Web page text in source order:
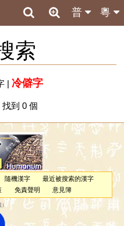
粵
普
索
| 冷僻字
找到 0 個
隨機漢字
最近被搜索的漢字
免責聲明 意見簿
）